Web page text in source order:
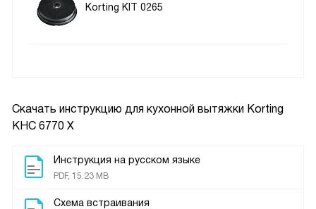
Скачать инструкцию для кухонной вытяжки Korting
KHC 6770 X
Инструкция на русском языке
PDF, 15.23 MB
Схема встраивания
Korting KIT 0265